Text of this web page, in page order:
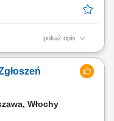
pokaż opis
w branży urządzeń
staniesz się kluczowym
z realizacją techniczną.
procesów w firmie,
Włochy